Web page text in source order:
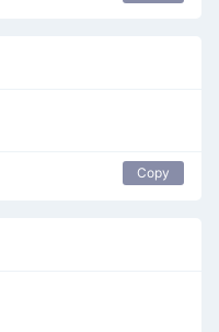
Copy